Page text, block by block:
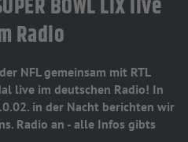
Radio
NFL gemeinsam mit RTL
live im deutschen Radio! In
in der Nacht berichten wir
Radio an - alle Infos gibts